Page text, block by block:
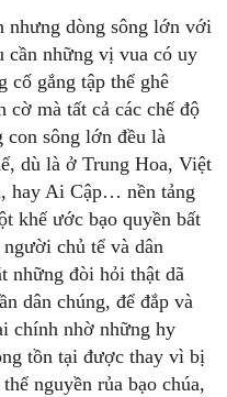
nhưng dòng sông lớn với
cần những vị vua có uy
cố gắng tập thể ghê
mà tất cả các chế độ
con sông lớn đều là
dù là ở Trung Hoa, Việt
hay Ai Cập… nền tảng
khế ước bạo quyền bất
chủ tể và dân
những đòi hỏi thật dã
dân chúng, để đắp và
chính nhờ những hy
tồn tại được thay vì bị
nguyền rủa bạo chúa,